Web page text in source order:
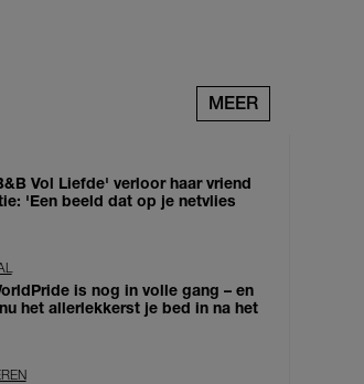
MEER
Vol Liefde' verloor haar vriend
'Een beeld dat op je netvlies
is nog in volle gang – en
het allerlekkerst je bed in na het